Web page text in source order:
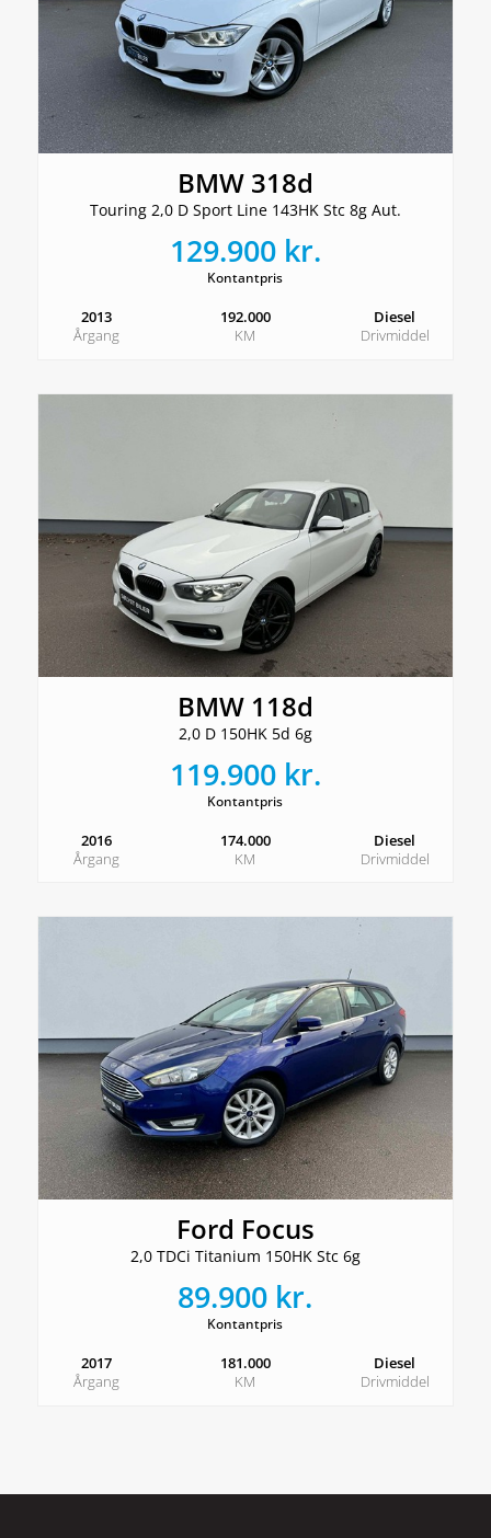
BMW 318d
Touring 2,0 D Sport Line 143HK Stc 8g Aut.
129.900 kr.
Kontantpris
2013
Årgang
192.000
KM
Diesel
Drivmiddel
BMW 118d
2,0 D 150HK 5d 6g
119.900 kr.
Kontantpris
2016
Årgang
174.000
KM
Diesel
Drivmiddel
Ford Focus
2,0 TDCi Titanium 150HK Stc 6g
89.900 kr.
Kontantpris
2017
Årgang
181.000
KM
Diesel
Drivmiddel